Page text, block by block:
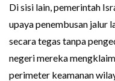
Di sisi lain, pemerintah
upaya penembusan jalur
secara tegas tanpa
negeri mereka
perimeter keamanan